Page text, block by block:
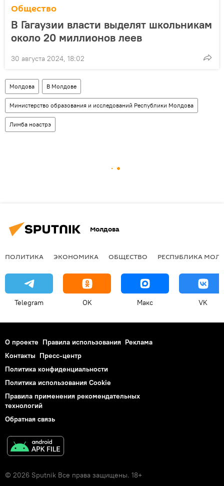
Общество
В Гагаузии власти выделят школьникам
около 20 миллионов леев
30 августа 2024, 18:02
Молдова В Молдове
Министерство образования и исследований Республики Молдова
Лимба ноастрэ
Молдова
ПОЛИТИКА ЭКОНОМИКА ОБЩЕСТВО РЕСПУБЛИКА
Telegram OK Макс VK
О проекте Правила использования Реклама
Контакты Пресс-центр
Политика конфиденциальности
Политика использования Cookie
Правила применения рекомендательных
технологий
Обратная связь
© 2026 Sputnik Все права защищены. 18+